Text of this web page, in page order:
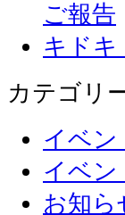
ご報告
キドキ
カテゴリ
イベン
イベン
お知ら